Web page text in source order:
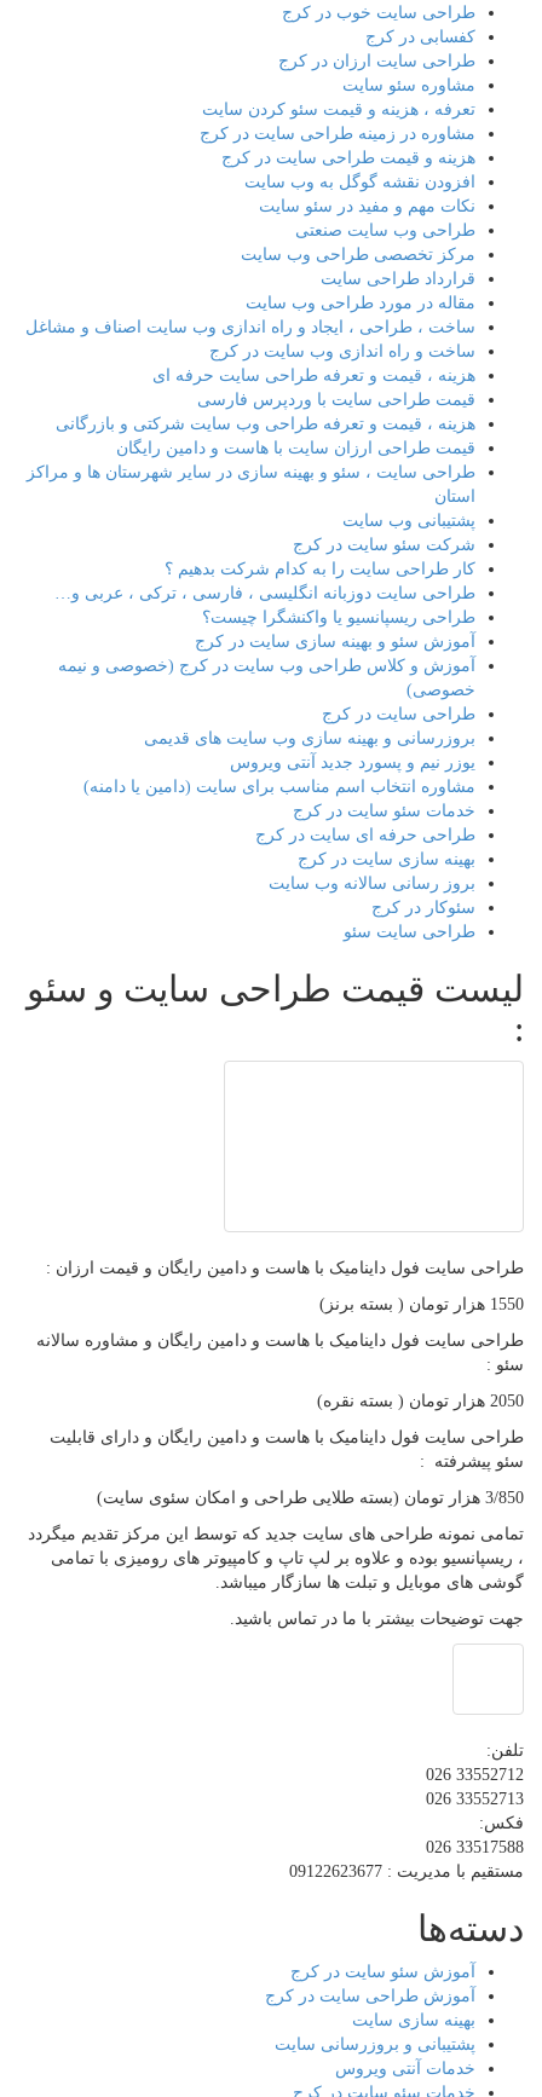
طراحی سایت خوب در کرج
کفسابی در کرج
طراحی سایت ارزان در کرج
مشاوره سئو سایت
تعرفه ، هزینه و قیمت سئو کردن سایت
مشاوره در زمینه طراحی سایت در کرج
هزینه و قیمت طراحی سایت در کرج
افزودن نقشه گوگل به وب سایت
نکات مهم و مفید در سئو سایت
طراحی وب سایت صنعتی
مرکز تخصصی طراحی وب سایت
قرارداد طراحی سایت
مقاله در مورد طراحی وب سایت
ساخت ، طراحی ، ایجاد و راه اندازی وب سایت اصناف و مشاغل
ساخت و راه اندازی وب سایت در کرج
هزینه ، قیمت و تعرفه طراحی سایت حرفه ای
قیمت طراحی سایت با وردپرس فارسی
هزینه ، قیمت و تعرفه طراحی وب سایت شرکتی و بازرگانی
قیمت طراحی ارزان سایت با هاست و دامین رایگان
طراحی سایت ، سئو و بهینه سازی در سایر شهرستان ها و مراکز
استان
پشتیبانی وب سایت
شرکت سئو سایت در کرج
کار طراحی سایت را به کدام شرکت بدهیم ؟
طراحی سایت دوزبانه انگلیسی ، فارسی ، ترکی ، عربی و…
طراحی ریسپانسیو یا واکنشگرا چیست؟
آموزش سئو و بهینه سازی سایت در کرج
آموزش و کلاس طراحی وب سایت در کرج (خصوصی و نیمه
خصوصی)
طراحی سایت در کرج
بروزرسانی و بهینه سازی وب سایت های قدیمی
یوزر نیم و پسورد جدید آنتی ویروس
مشاوره انتخاب اسم مناسب برای سایت (دامین یا دامنه)
خدمات سئو سایت در کرج
طراحی حرفه ای سایت در کرج
بهینه سازی سایت در کرج
بروز رسانی سالانه وب سایت
سئوکار در کرج
طراحی سایت سئو
لیست قیمت طراحی سایت و سئو
:
طراحی سایت فول داینامیک با هاست و دامین رایگان و قیمت ارزان :
1550 هزار تومان ( بسته برنز)
طراحی سایت فول داینامیک با هاست و دامین رایگان و مشاوره سالانه
سئو :
2050 هزار تومان ( بسته نقره)
طراحی سایت فول داینامیک با هاست و دامین رایگان و دارای قابلیت
سئو پیشرفته :
3/850 هزار تومان (بسته طلایی طراحی و امکان سئوی سایت)
تمامی نمونه طراحی های سایت جدید که توسط این مرکز تقدیم میگردد
، ریسپانسیو بوده و علاوه بر لپ تاپ و کامپیوتر های رومیزی با تمامی
گوشی های موبایل و تبلت ها سازگار میباشد.
جهت توضیحات بیشتر با ما در تماس باشید.
تلفن:
33552712 026
33552713 026
فکس:
33517588 026
مستقیم با مدیریت : 09122623677
دسته‌ها
آموزش سئو سایت در کرج
آموزش طراحی سایت در کرج
بهینه سازی سایت
پشتیبانی و بروزرسانی سایت
خدمات آنتی ویروس
خدمات سئو سایت در کرج